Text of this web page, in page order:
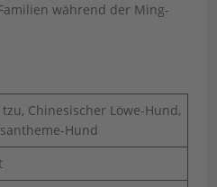
während der Ming-
Chinesischer Löwe-Hund,
Hund